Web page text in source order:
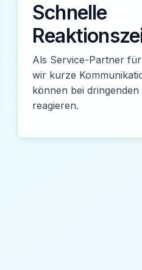
Schnelle
Als Service-Partner
wir kurze
können bei
reagieren.